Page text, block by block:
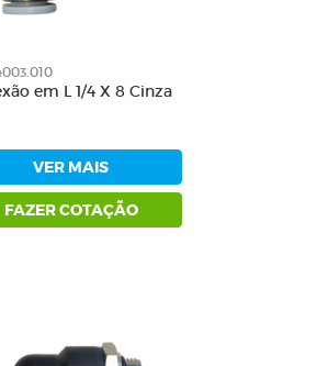
em L 1/4 X 8 Cinza
VER MAIS
FAZER COTAÇÃO